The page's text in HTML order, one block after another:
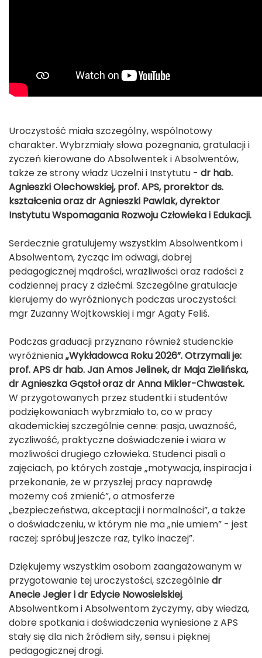
Uroczystość miała szczególny, wspólnotowy
charakter. Wybrzmiały słowa pożegnania, gratulacji i
życzeń kierowane do Absolwentek i Absolwentów,
także ze strony władz Uczelni i Instytutu - dr hab.
Agnieszki Olechowskiej, prof. APS, prorektor ds.
kształcenia oraz dr Agnieszki Pawlak, dyrektor
Instytutu Wspomagania Rozwoju Człowieka i Edukacji.
Serdecznie gratulujemy wszystkim Absolwentkom i
Absolwentom, życząc im odwagi, dobrej
pedagogicznej mądrości, wrażliwości oraz radości z
codziennej pracy z dziećmi. Szczególne gratulacje
kierujemy do wyróżnionych podczas uroczystości:
mgr Zuzanny Wojtkowskiej i mgr Agaty Feliś.
Podczas graduacji przyznano również studenckie
wyróżnienia„Wykładowca Roku 2026”. Otrzymali je:
prof. APS dr hab. Jan Amos Jelinek, dr Maja Zielińska,
dr Agnieszka Gąstoł oraz dr Anna Mikler-Chwastek.
W przygotowanych przez studentki i studentów
podziękowaniach wybrzmiało to, co w pracy
akademickiej szczególnie cenne: pasja, uważność,
życzliwość, praktyczne doświadczenie i wiara w
możliwości drugiego człowieka. Studenci pisali o
zajęciach, po których zostaje „motywacja, inspiracja i
przekonanie, że w przyszłej pracy naprawdę
możemy coś zmienić”, o atmosferze
„bezpieczeństwa, akceptacji i normalności”, a także
o doświadczeniu, w którym nie ma „nie umiem” - jest
raczej: spróbuj jeszcze raz, tylko inaczej”.
Dziękujemy wszystkim osobom zaangażowanym w
przygotowanie tej uroczystości, szczególniedr
Anecie Jegier i dr Edycie Nowosielskiej.
Absolwentkom i Absolwentom życzymy, aby wiedza,
dobre spotkania i doświadczenia wyniesione z APS
stały się dla nich źródłem siły, sensu i pięknej
pedagogicznej drogi.